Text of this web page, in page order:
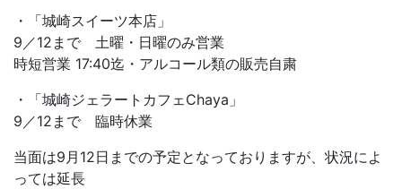
・「城崎スイーツ本店」
9／12まで 土曜・日曜のみ営業
時短営業 17:40迄・アルコール類の販売自粛
・「城崎ジェラートカフェChaya」
9／12まで 臨時休業
当面は9月12日までの予定となっておりますが、状況によ
っては延長